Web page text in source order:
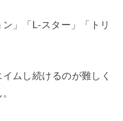
」「L-スター」「トリ
ムし続けるのが難しく